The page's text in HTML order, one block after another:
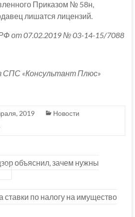
Приказом № 58н,
лишатся лицензий.
от 07.02.2019 № 03-14-15/7088
СПС «Консультант Плюс»
2019
Новости
объяснил, зачем нужны
по налогу на имущество